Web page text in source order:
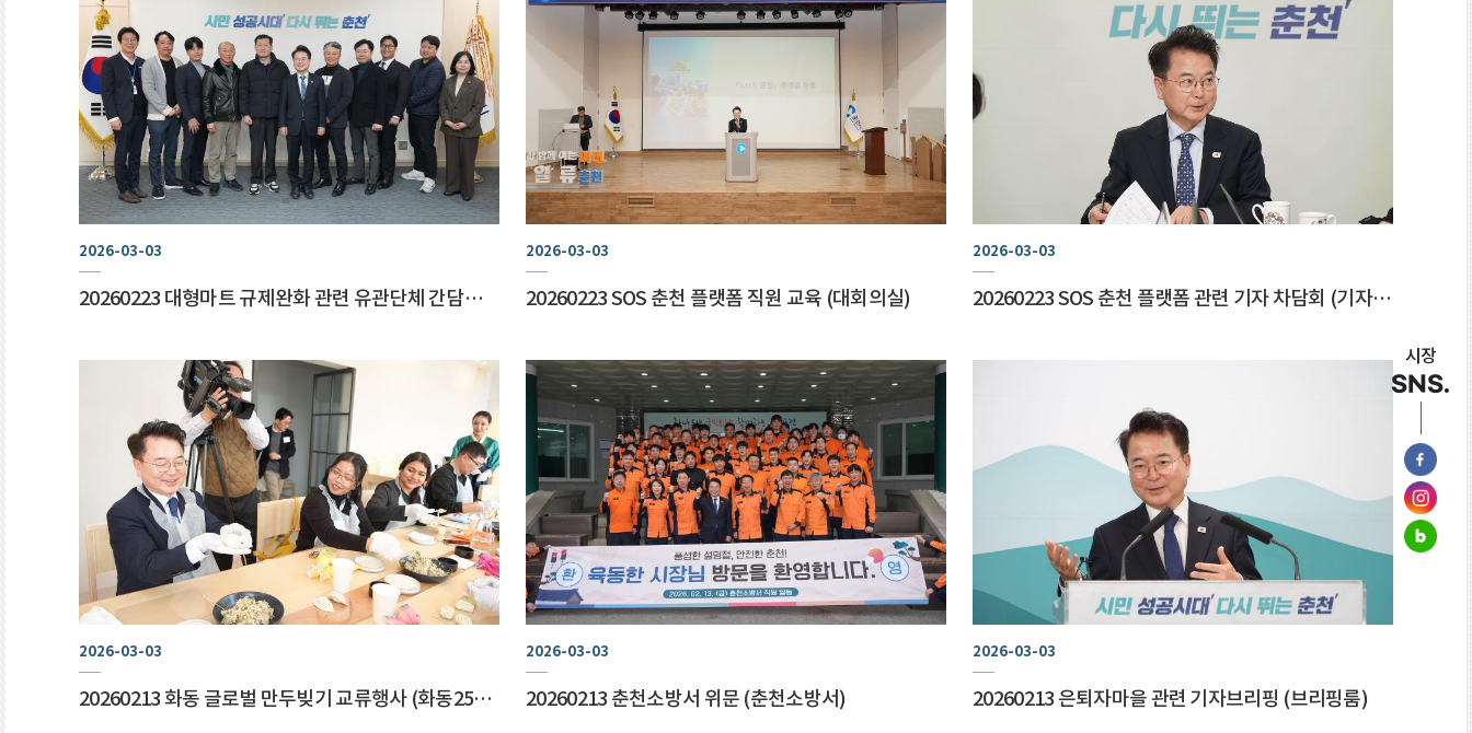
시장
SNS.
2026-03-03
20260223 대형마트 규제완화 관련 유관단체 간담회 (접견실)
2026-03-03
20260223 SOS 춘천 플랫폼 직원 교육 (대회의실)
2026-03-03
20260223 SOS 춘천 플랫폼 관련 기자 차담회 (기자실)
2026-03-03
20260213 화동 글로벌 만두빚기 교류행사 (화동2571)
2026-03-03
20260213 춘천소방서 위문 (춘천소방서)
2026-03-03
20260213 은퇴자마을 관련 기자브리핑 (브리핑룸)